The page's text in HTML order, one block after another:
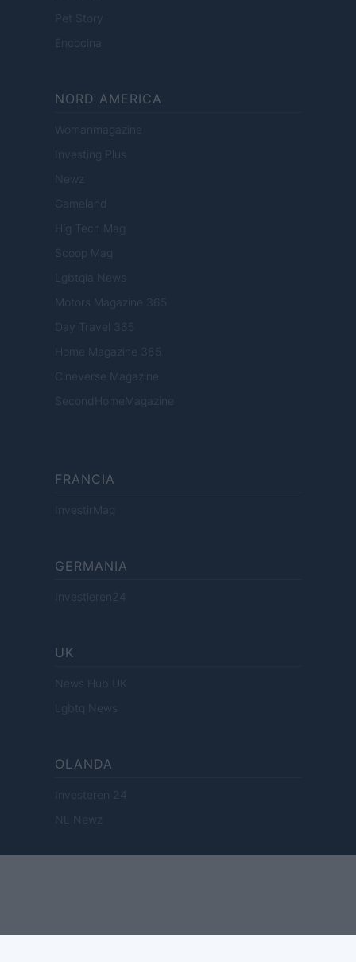
Pet Story
Encocina
NORD AMERICA
Womanmagazine
Investing Plus
Newz
Gameland
Hig Tech Mag
Scoop Mag
Lgbtqia News
Motors Magazine 365
Day Travel 365
Home Magazine 365
Cineverse Magazine
SecondHomeMagazine
FRANCIA
InvestirMag
GERMANIA
Investieren24
UK
News Hub UK
Lgbtq News
OLANDA
Investeren 24
NL Newz